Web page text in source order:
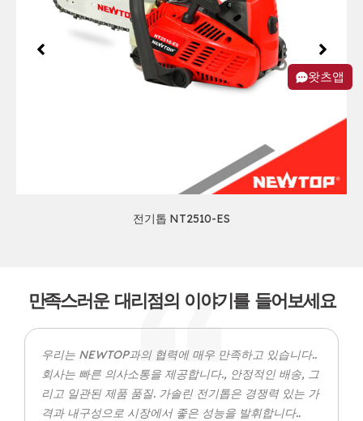
전기톱 NT2510-ES
만족스러운 대리점의 이야기를 들어보세요
우리는 NEWTOP과의 협력에 매우 만족하고 있습니다..
회사는 빠른 의사소통을 제공합니다., 안정적인 배송, 그
리고 일관된 제품 품질. 가솔린 전기톱은 경쟁력 있는 가
격과 내구성으로 시장에서 좋은 성능을 발휘합니다..
왓츠앱